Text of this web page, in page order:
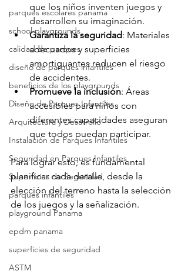
parques escolares panama
school playgrounds
calidad de parques
diseño de parques infantiles
beneficios de los playgrounds
Diseño de Parques Infantiles
Arquitectura y Desarrollo
Instalación de Parques Infantiles
Seguridad en Parques Infantiles
Superficies de Seguridad
parques infantiles
playground Panama
epdm panama
superficies de seguridad
ASTM
que los niños inventen juegos y
desarrollen su imaginación.
Garantiza la seguridad: Materiales
adecuados y superficies
amortiguantes reducen el riesgo
de accidentes.
Promueve la inclusión: Áreas
accesibles para niños con
diferentes capacidades aseguran
que todos puedan participar.
Para lograr esto, es fundamental
planificar cada detalle, desde la
elección del terreno hasta la selección
de los juegos y la señalización.